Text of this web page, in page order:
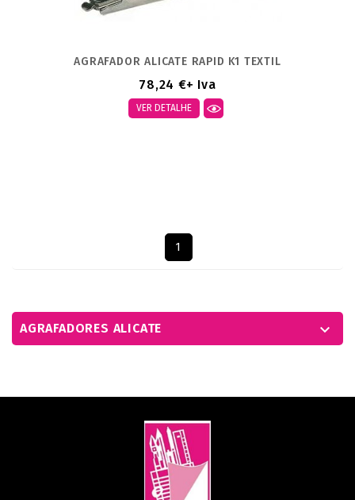
AGRAFADOR ALICATE RAPID K1 TEXTIL
78,24 €+ Iva
VER DETALHE
1
AGRAFADORES ALICATE 